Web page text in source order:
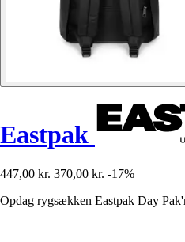
Eastpak
447,00 kr. 370,00 kr. -17%
Opdag rygsækken Eastpak Day